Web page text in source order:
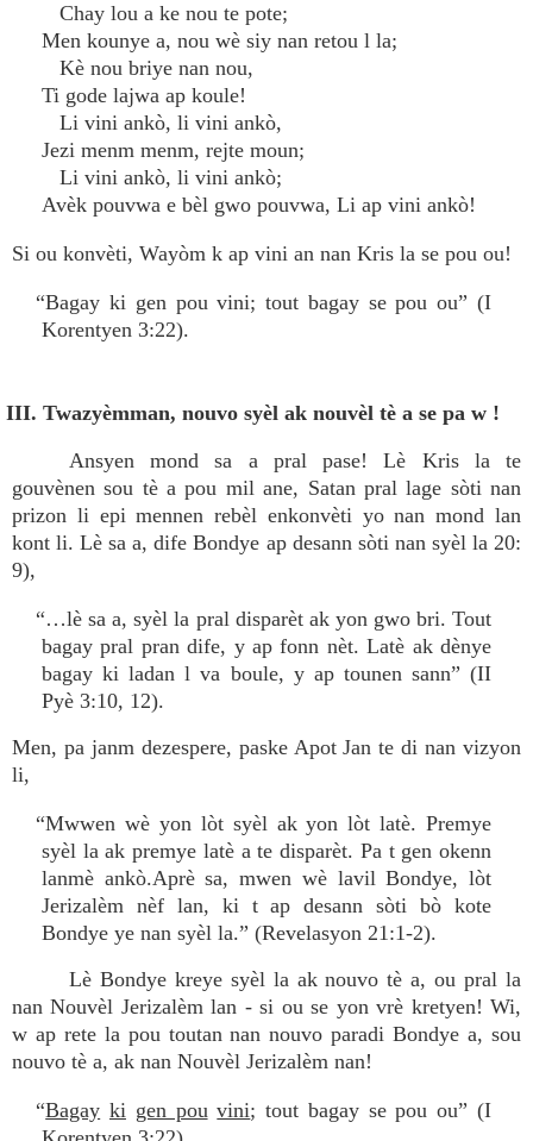
Chay lou a ke nou te pote;
Men kounye a, nou wè siy nan retou l la;
Kè nou briye nan nou,
Ti gode lajwa ap koule!
Li vini ankò, li vini ankò,
Jezi menm menm, rejte moun;
Li vini ankò, li vini ankò;
Avèk pouvwa e bèl gwo pouvwa, Li ap vini ankò!
Si ou konvèti, Wayòm k ap vini an nan Kris la se pou ou!
“Bagay ki gen pou vini; tout bagay se pou ou” (I
Korentyen 3:22).
III. Twazyèmman, nouvo syèl ak nouvèl tè a se pa w !
Ansyen mond sa a pral pase! Lè Kris la te
gouvènen sou tè a pou mil ane, Satan pral lage sòti nan
prizon li epi mennen rebèl enkonvèti yo nan mond lan
kont li. Lè sa a, dife Bondye ap desann sòti nan syèl la 20:
9),
“…lè sa a, syèl la pral disparèt ak yon gwo bri. Tout
bagay pral pran dife, y ap fonn nèt. Latè ak dènye
bagay ki ladan l va boule, y ap tounen sann” (II
Pyè 3:10, 12).
Men, pa janm dezespere, paske Apot Jan te di nan vizyon
li,
“Mwwen wè yon lòt syèl ak yon lòt latè. Premye
syèl la ak premye latè a te disparèt. Pa t gen okenn
lanmè ankò.Aprè sa, mwen wè lavil Bondye, lòt
Jerizalèm nèf lan, ki t ap desann sòti bò kote
Bondye ye nan syèl la.” (Revelasyon 21:1-2).
Lè Bondye kreye syèl la ak nouvo tè a, ou pral la
nan Nouvèl Jerizalèm lan - si ou se yon vrè kretyen! Wi,
w ap rete la pou toutan nan nouvo paradi Bondye a, sou
nouvo tè a, ak nan Nouvèl Jerizalèm nan!
“Bagay ki gen pou vini; tout bagay se pou ou” (I